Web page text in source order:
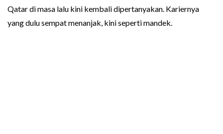
Qatar di masa lalu kini kembali dipertanyakan. Kariernya
yang dulu sempat menanjak, kini seperti mandek.